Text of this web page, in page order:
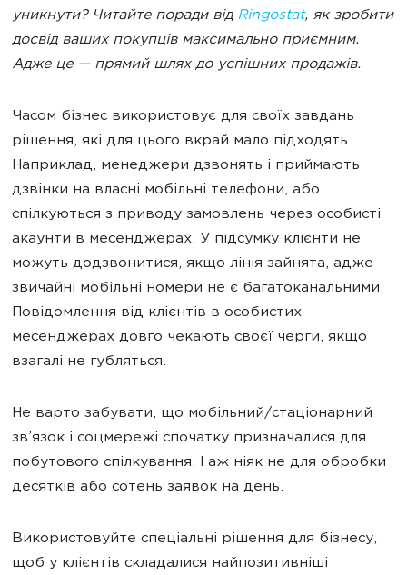
уникнути? Читайте поради від Ringostat, як зробити
досвід ваших покупців максимально приємним.
Адже це — прямий шлях до успішних продажів.
Часом бізнес використовує для своїх завдань
рішення, які для цього вкрай мало підходять.
Наприклад, менеджери дзвонять і приймають
дзвінки на власні мобільні телефони, або
спілкуються з приводу замовлень через особисті
акаунти в месенджерах. У підсумку клієнти не
можуть додзвонитися, якщо лінія зайнята, адже
звичайні мобільні номери не є багатоканальними.
Повідомлення від клієнтів в особистих
месенджерах довго чекають своєї черги, якщо
взагалі не губляться.
Не варто забувати, що мобільний/стаціонарний
зв’язок і соцмережі спочатку призначалися для
побутового спілкування. І аж ніяк не для обробки
десятків або сотень заявок на день.
Використовуйте спеціальні рішення для бізнесу,
щоб у клієнтів складалися найпозитивніші